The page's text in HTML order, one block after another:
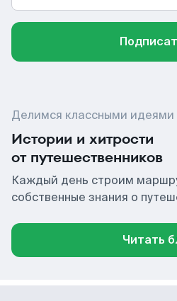
Делимся классными идеями
Истории и хитрости
от путешественников
Каждый день строим
собственные знания о
Читать